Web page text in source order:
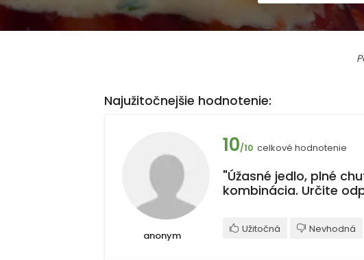
Najužitočnejšie hodnotenie:
anonym
10/10 celkové hodnotenie
"Úžasné jedlo, plné
kombinácia. Určite
Užitočná Nevhodná